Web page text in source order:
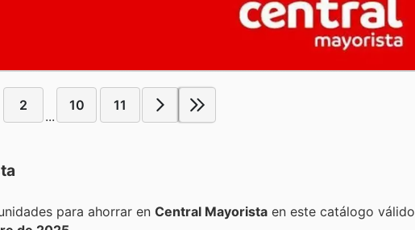
2
...
10 11
Encuentra las mejores promociones, descuentos y oportunidades para ahorrar en Central Mayorista en este catálogo válido